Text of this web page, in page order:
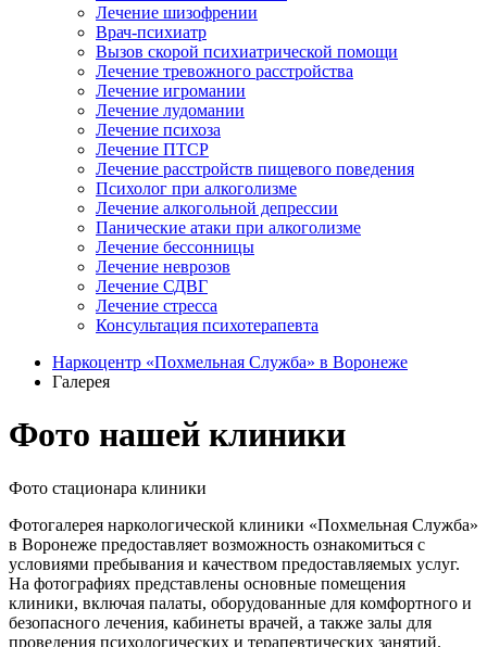
Лечение шизофрении
Врач-психиатр
Вызов скорой психиатрической помощи
Лечение тревожного расстройства
Лечение игромании
Лечение лудомании
Лечение психоза
Лечение ПТСР
Лечение расстройств пищевого поведения
Психолог при алкоголизме
Лечение алкогольной депрессии
Панические атаки при алкоголизме
Лечение бессонницы
Лечение неврозов
Лечение СДВГ
Лечение стресса
Консультация психотерапевта
Наркоцентр «Похмельная Служба» в Воронеже
Галерея
Фото нашей клиники
Фото стационара клиники
Фотогалерея наркологической клиники «Похмельная Служба»
в Воронеже предоставляет возможность ознакомиться с
условиями пребывания и качеством предоставляемых услуг.
На фотографиях представлены основные помещения
клиники, включая палаты, оборудованные для комфортного и
безопасного лечения, кабинеты врачей, а также залы для
проведения психологических и терапевтических занятий.